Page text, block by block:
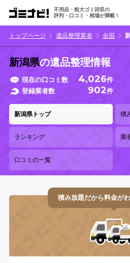
不用品・粗大ゴミ回収の
評判・口コミ・相場が満載！
トップページ 遺品整理業者 全国
新潟県の遺品整理情報
現在の口コミ数 4,026件
登録業者数
902件
新潟県トップ 積
ランキング 業
口コミの一覧
積み放題だから料金が